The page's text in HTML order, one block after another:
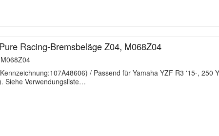
Racing-Bremsbeläge Z04, M068Z04
M068Z04
/ Passend für Yamaha YZF R3 '15-, 250
Siehe Verwendungsliste…